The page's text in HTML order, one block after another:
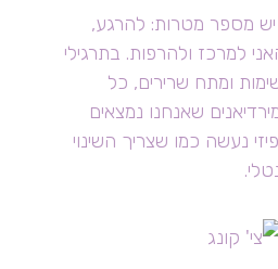
מספר מטרות: להרגע,
למרכז ולהרפות. בתרגילי
ומתח שרירים, כל
שאנחנו נמצאים
נעשה כמו שצריך השינוי